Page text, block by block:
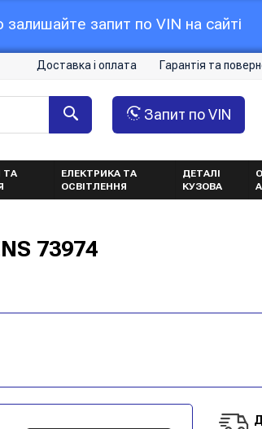
запит по VIN на сайті
Доставка і оплата Гарантія та
Запит по VIN
ТА
ЕЛЕКТРИКА ТА
ОСВІТЛЕННЯ
ДЕТАЛІ
КУЗОВА
73974